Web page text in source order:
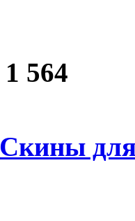
1 564
Скины